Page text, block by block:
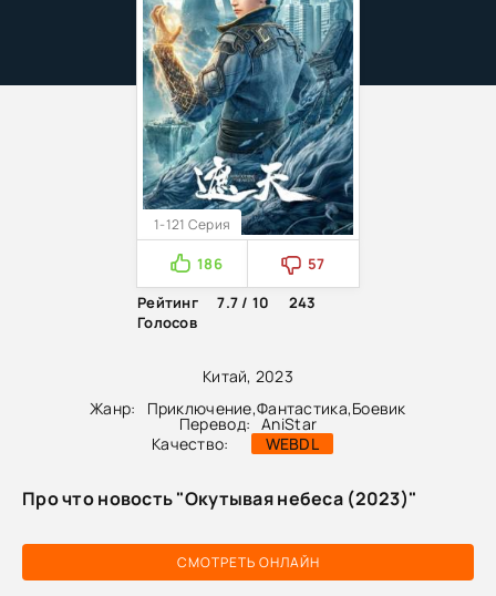
Китай, 2023
Жанр:
Приключение,Фантастика,Боевик
Перевод: AniStar
Качество:
WEBDL
1-121 Серия
186
57
Рейтинг
7.7 / 10
243
Голосов
СМОТРЕТЬ ОНЛАЙН
Про что новость "Окутывая небеса (2023)"